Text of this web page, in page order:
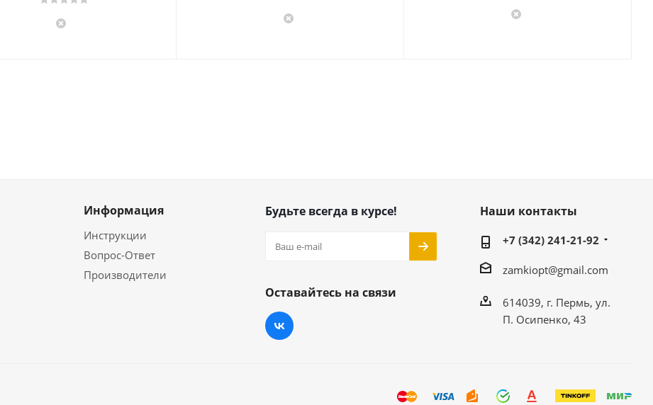
Информация
Инструкции
Вопрос-Ответ
Производители
Будьте всегда в курсе!
Оставайтесь на связи
Наши контакты
+7 (342) 241-21-92
zamkiopt@gmail.com
614039, г. Пермь, ул.
П. Осипенко, 43